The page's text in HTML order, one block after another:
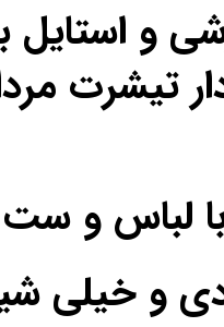
و
تیشرت
لباس و
و